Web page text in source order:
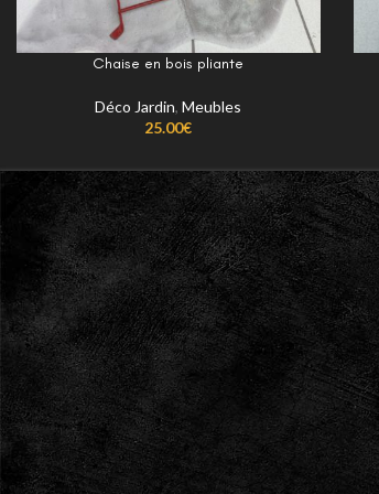
Chaise en bois pliante
Déco Jardin,Meubles
25.00€